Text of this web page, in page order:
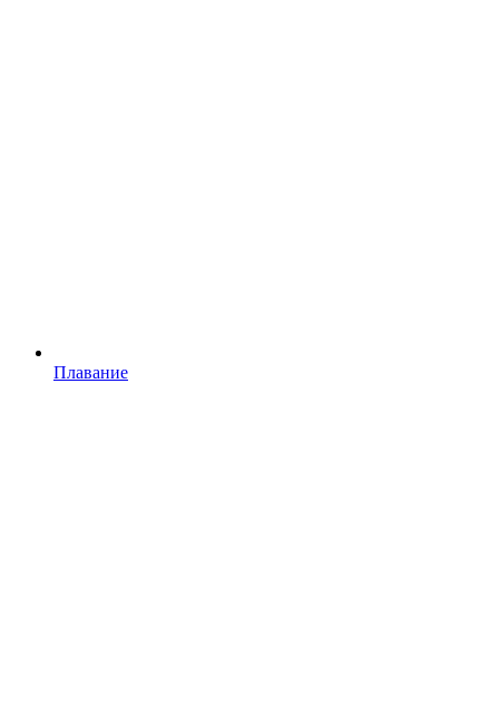
Плавание